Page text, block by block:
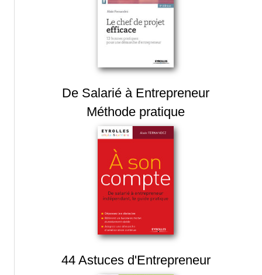
De Salarié à Entrepreneur
Méthode pratique
44 Astuces d'Entrepreneur